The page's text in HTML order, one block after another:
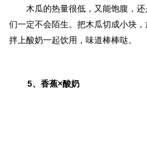
木瓜的热量很低，又能饱腹，
们一定不会陌生。把木瓜切成小块
拌上酸奶一起饮用，味道棒棒哒。
5、 香蕉×酸奶